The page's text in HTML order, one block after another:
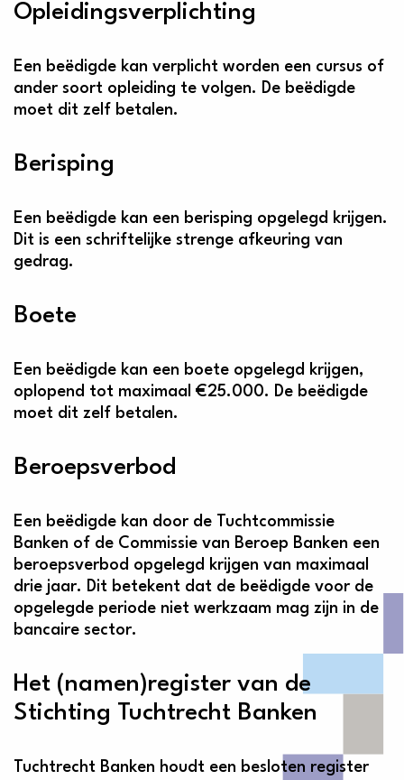
Opleidingsverplichting
Een beëdigde kan verplicht worden een cursus of
ander soort opleiding te volgen. De beëdigde
moet dit zelf betalen.
Berisping
Een beëdigde kan een berisping opgelegd krijgen.
Dit is een schriftelijke strenge afkeuring van
gedrag.
Boete
Een beëdigde kan een boete opgelegd krijgen,
oplopend tot maximaal €25.000. De beëdigde
moet dit zelf betalen.
Beroepsverbod
Een beëdigde kan door de Tuchtcommissie
Banken of de Commissie van Beroep Banken een
beroepsverbod opgelegd krijgen van maximaal
drie jaar. Dit betekent dat de beëdigde voor de
opgelegde periode niet werkzaam mag zijn in de
bancaire sector.
Het (namen)register van de
Stichting Tuchtrecht Banken
Tuchtrecht Banken houdt een besloten register